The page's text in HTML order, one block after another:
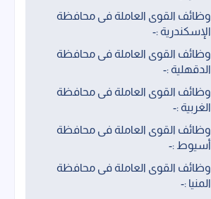
وظائف القوى العاملة فى محافظة
الإسكندرية :-
وظائف القوى العاملة فى محافظة
الدقهلية :-
وظائف القوى العاملة فى محافظة
الغربية :-
وظائف القوى العاملة فى محافظة
أسيوط :-
وظائف القوى العاملة فى محافظة
المنيا :-